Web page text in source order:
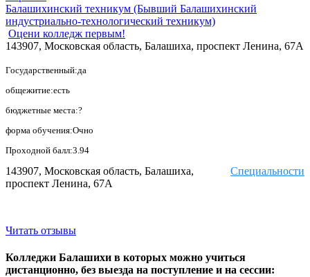
Балашихинский техникум (Бывший Балашихинский
индустриально-технологический техникум)
Оцени колледж первым!
143907, Московская область, Балашиха, проспект Ленина, 67А
Государственный:да
общежитие:есть
бюджетные места:?
форма обучения:Очно
Проходной балл:3.94
Специальности
143907, Московская область, Балашиха,
проспект Ленина, 67А
Читать отзывы
Колледжи Балашихи в которых можно учиться
дистанционно, без выезда на поступление и на сессии: